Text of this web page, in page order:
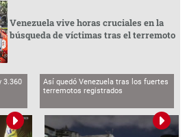
Venezuela vive horas cruciales en la
búsqueda de víctimas tras el terremoto
3.360
Así quedó Venezuela tras los fuertes
terremotos registrados